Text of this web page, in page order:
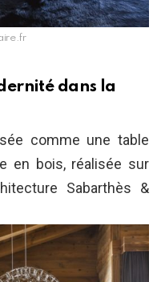
dans la
comme une table
en bois, réalisée sur
Sabarthès &